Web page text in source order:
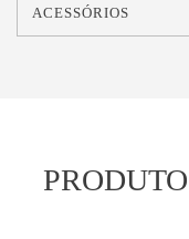
ACESSÓRIOS